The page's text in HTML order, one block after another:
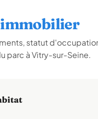
immobilier
statut
parc à Vitry-sur-Seine.